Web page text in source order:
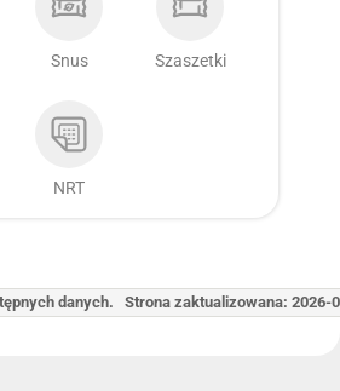
Snus Szaszetki
NRT
danych. Strona zaktualizowana: 2026-